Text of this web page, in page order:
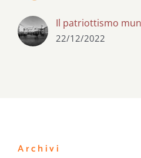
Il patriottismo
22/12/2022
Archivi